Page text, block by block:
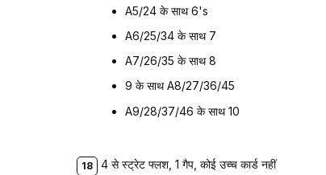
A5/24 के साथ 6's
A6/25/34 के साथ 7
A7/26/35 के साथ 8
9 के साथ A8/27/36/45
A9/28/37/46 के साथ 10
4 से स्ट्रेट फ्लश, 1 गैप, कोई उच्च कार्ड नहीं